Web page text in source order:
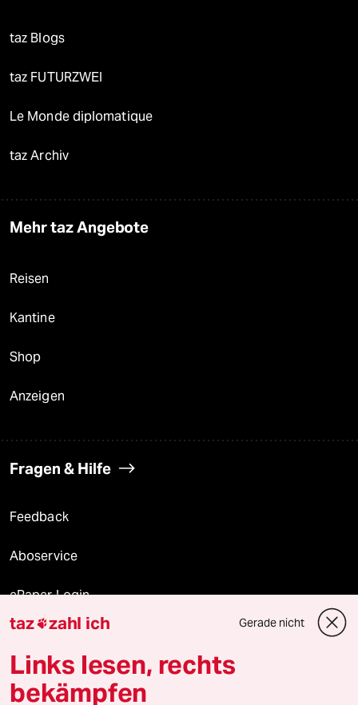
taz Blogs
taz FUTURZWEI
Le Monde diplomatique
taz Archiv
Mehr taz Angebote
Reisen
Kantine
Shop
Anzeigen
Fragen & Hilfe
Feedback
Aboservice
ePaper Login
Downloads für Abonnierende
taz zahl ich Gerade nicht
Links lesen, rechts
bekämpfen